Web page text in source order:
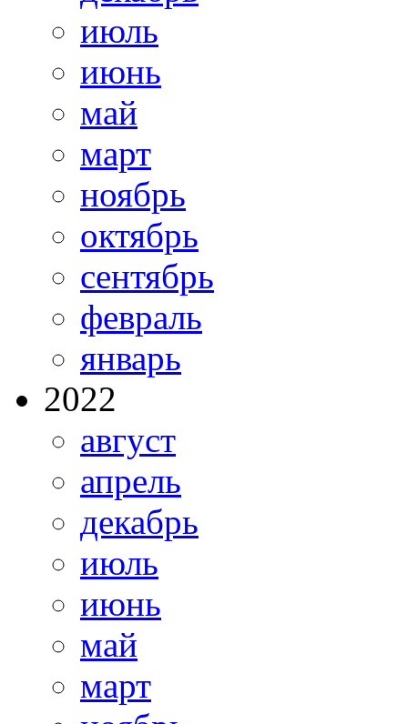
июль
июнь
май
март
ноябрь
октябрь
сентябрь
февраль
январь
2022
август
апрель
декабрь
июль
июнь
май
март